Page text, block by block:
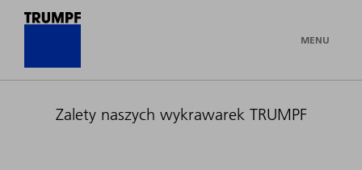
MENU
Zalety naszych wykrawarek TRUMPF